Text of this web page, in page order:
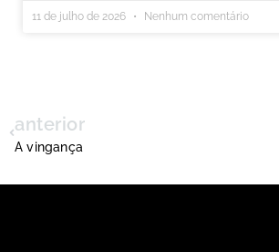
11 de julho de 2026 Nenhum comentário
anterior
A vingança